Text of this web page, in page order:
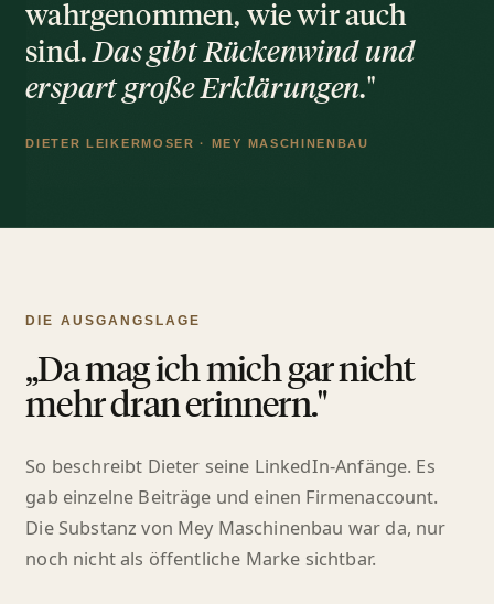
wahrgenommen, wiewirauch
sind.DasgibtRückenwindund
erspartgroßeErklärungen."
DIETER LEIKERMOSER · MEY MASCHINENBAU
DIE AUSGANGSLAGE
„Da mag ich mich gar nicht
mehr dran erinnern."
So beschreibt Dieter seine LinkedIn-Anfänge. Es
gab einzelne Beiträge und einen Firmenaccount.
Die Substanz von Mey Maschinenbau war da, nur
noch nicht als öffentliche Marke sichtbar.